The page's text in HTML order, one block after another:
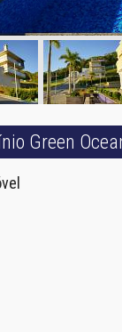
Green